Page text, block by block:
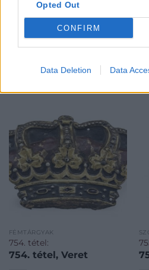
Opted Out
CONFIRM
Data Deletion Data
Aukció időpontja: 2015-05-21
18:00
MEGTEKINTEM
FÉMTÁRGYAK
754. tétel:
754. tétel, Veret